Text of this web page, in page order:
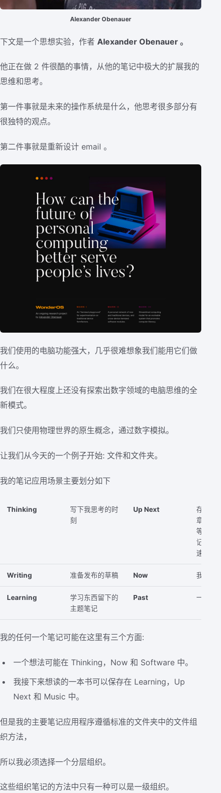
Alexander Obenauer
下文是一个思想实验，作者 Alexander Obenauer 。
他正在做 2 件很酷的事情，从他的笔记中极大的扩展我的
思维和思考。
第一件事就是未来的操作系统是什么，他思考很多部分有
很独特的观点。
第二件事就是重新设计 email 。
我们使用的电脑功能强大，几乎很难想象我们能用它们做
什么。
我们在很大程度上还没有探索出数字领域的电脑思维的全
新模式。
我们只使用物理世界的原生概念，通过数字模拟。
让我们从今天的一个例子开始: 文件和文件夹。
我的笔记应用场景主要划分如下
Thinking
写下我思考的时
刻
Up Next
存放我
章，播
等，或
记录但
速消费
Writing 准备发布的草稿 Now 我正在
Learning
学习东西留下的
主题笔记
Past 一些东
我的任何一个笔记可能在这里有三个方面:
一个想法可能在 Thinking，Now 和 Software 中。
我接下来想读的一本书可以保存在 Learning，Up
Next 和 Music 中。
但是我的主要笔记应用程序遵循标准的文件夹中的文件组
织方法，
所以我必须选择一个分层组织。
这些组织笔记的方法中只有一种可以是一级组织。